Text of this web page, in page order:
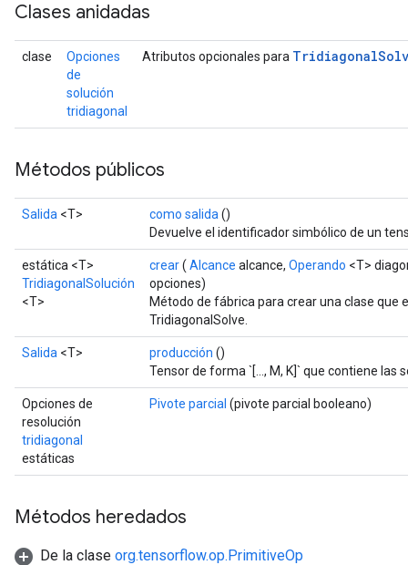
Clases anidadas
clase
Opciones
de
solución
tridiagonal
Atributos opcionales para Tridiagonal
Métodos públicos
Salida <T> como salida ()
Devuelve el identificador simbólico de un
estática <T>
TridiagonalSolución
<T>
crear( Alcance alcance, Operando <T>
opciones)
Método de fábrica para crear una clase que
TridiagonalSolve.
Salida <T> producción ()
Tensor de forma `[..., M, K]` que contiene las
Opciones de
resolución
tridiagonal
estáticas
Pivote parcial (pivote parcial booleano)
Métodos heredados
De la clase org.tensorflow.op.PrimitiveOp